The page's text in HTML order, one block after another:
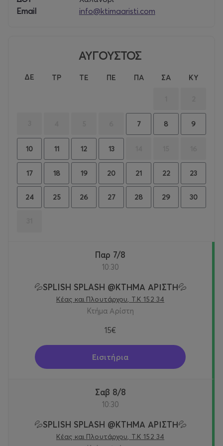
Απολαύστε αξέχαστες στιγμές δροσιάς στην πισίνα
Email
info@ktimaaristi.com
ΑΥΓΟΥΣΤΟΣ
ΔΕ ΤΡ ΤΕ ΠΕ ΠΑ ΣΑ ΚΥ
7 8 9
10 11 12 13
17 18 19 20 21 22 23
24 25 26 27 28 29 30
Παρ 7/8
10:30
💦SPLISH SPLASH @KTΗΜΑ ΑΡΙΣΤΗ💦
Κέας και Πλουτάρχου, Τ.Κ 152 34
Κτήμα Αρίστη
15€
Εισιτήρια
Σαβ 8/8
10:30
💦SPLISH SPLASH @KTΗΜΑ ΑΡΙΣΤΗ💦
Κέας και Πλουτάρχου, Τ.Κ 152 34